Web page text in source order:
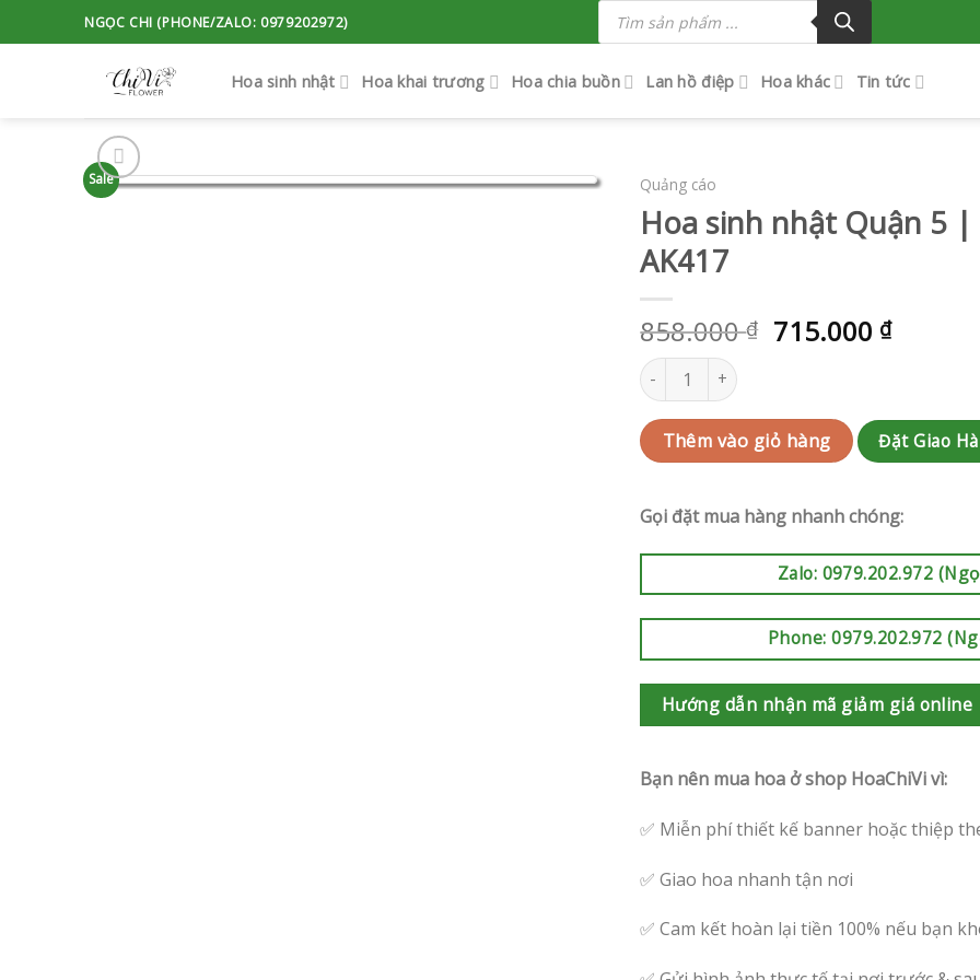
to
NGỌC CHI (PHONE/ZALO: 0979202972)
Tìm
kiếm
phẩm
Hoa sinh nhật Hoa khai trương Hoa chia buồn Lan hồ điệp Hoa khác Tin tức
Sale Quảng cáo
Hoa sinh nhật Quận 5 |
AK417
858.000₫ 715.000 ₫
Hoa sinh nhật Quận 5 | QC-RAK-AK417 số
Thêm vào giỏ hàng Đặt Giao
Gọi đặt mua hàng nhanh chóng:
Zalo: 0979.202.972
Phone: 0979.202.972
Hướng dẫn nhận mã giảm giá online
Bạn nên mua hoa ở shop HoaChiVi vì:
✅ Miễn phí thiết kế banner hoặc thiệp
✅ Giao hoa nhanh tận nơi
✅ Cam kết hoàn lại tiền 100% nếu bạn